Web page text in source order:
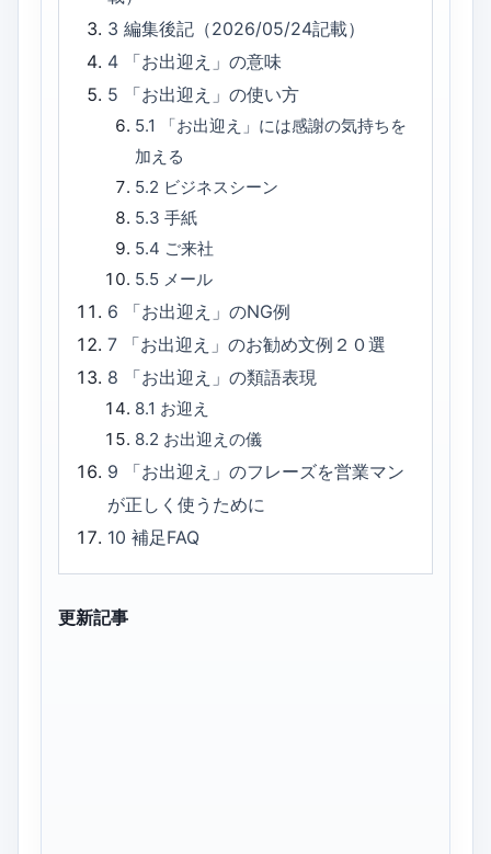
3編集後記（2026/05/24記載）
4
「お出迎え」の意味
5
「お出迎え」の使い方
5.1
「お出迎え」には感謝の気持ちを
加える
5.2 ビジネスシーン
5.3 手紙
5.4 ご来社
5.5 メール
6
「お出迎え」のNG例
7
「お出迎え」のお勧め文例２０選
8
「お出迎え」の類語表現
8.1 お迎え
8.2 お出迎えの儀
9
「お出迎え」のフレーズを営業マン
が正しく使うために
10補足FAQ
更新記事